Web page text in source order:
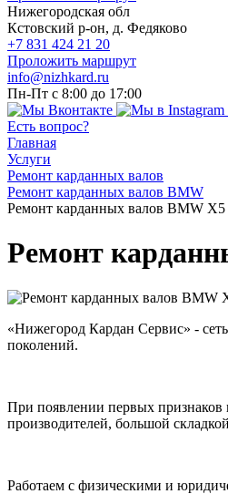
Нижегородская обл
Кстовский р-он, д. Федяково
+7 831 424 21 20
Проложить маршрут
info@nizhkard.ru
Пн-Пт с 8:00 до 17:00
Есть вопрос?
Главная
Услуги
Ремонт карданных валов
Ремонт карданных валов BMW
Ремонт карданных валов BMW X5
Ремонт
«Нижегород Кардан Сервис» -
поколений.
При появлении первых признаков
производителей, большой
Работаем с физическими и